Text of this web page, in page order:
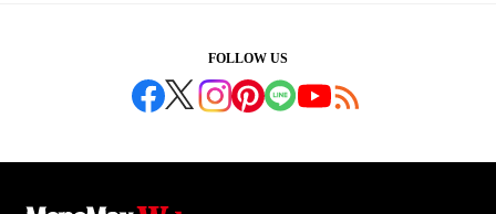
FOLLOW US